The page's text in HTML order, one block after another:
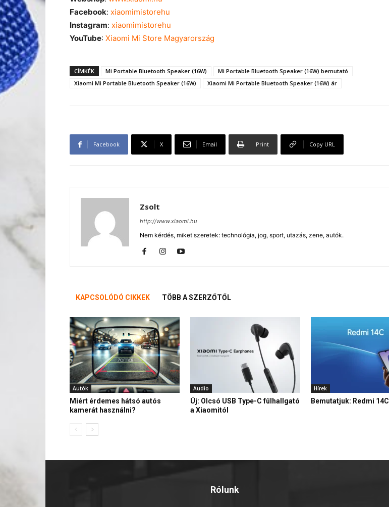
Facebook: xiaomimistorehu
Instagram: xiaomimistorehu
YouTube: Xiaomi Mi Store Magyarország
CÍMKÉK Mi Portable Bluetooth Speaker (16W)
Mi Portable Bluetooth Speaker (16W) bemutató
Xiaomi Mi Portable Bluetooth Speaker (16W)
Xiaomi Mi Portable Bluetooth Speaker (16W) ár
Facebook X Email Print Copy URL
Zsolt
http://www.xiaomi.hu
Nem kérdés, miket szeretek: technológia, jog, sport, utazás, zene, autók.
KAPCSOLÓDÓ CIKKEK TÖBB A SZERZŐTŐL
Autók
Miért érdemes hátsó autós
kamerát használni?
Audio
Új: Olcsó USB Type-C fülhallgató
a Xiaomitól
Hírek
Bemutatjuk: Redmi 14C
Rólunk